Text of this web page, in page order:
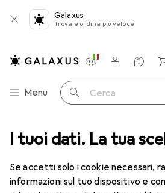
I tuoi dati. La tua
Se accetti solo i cookie necessari,
informazioni sul tuo dispositivo e
Galaxus
Trova e ordina più veloce
Categoria Navigazione
Menu Cerca
Impostazioni
Conto cliente
Liste di confronto
Liste dei desideri
Carrello
+ Salute Cura del corpo Manicure +
Crema mani